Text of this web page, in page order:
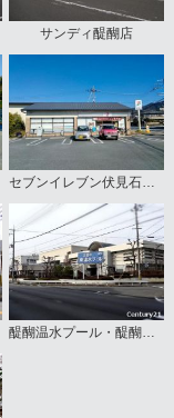
サンディ醍醐店
セブンイレブン伏見石田大山店